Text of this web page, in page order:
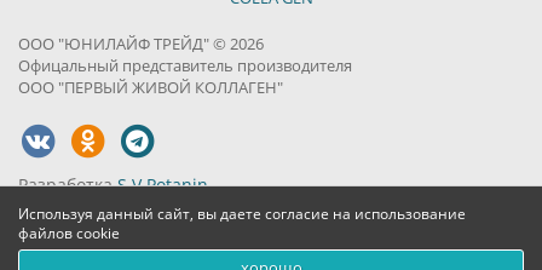
Используя данный сайт, вы даете согласие на использование
файлов cookie
ООО "ЮНИЛАЙФ ТРЕЙД" © 2026
Офицальный представитель производителя
ООО "ПЕРВЫЙ ЖИВОЙ КОЛЛАГЕН"
РазработкаS.V.Potanin